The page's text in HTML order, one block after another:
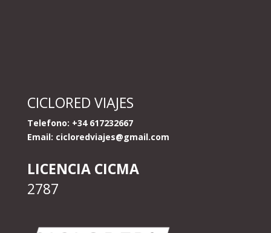
CICLORED VIAJES
Telefono: +34 617232667
Email: cicloredviajes@gmail.com
LICENCIA CICMA
2787